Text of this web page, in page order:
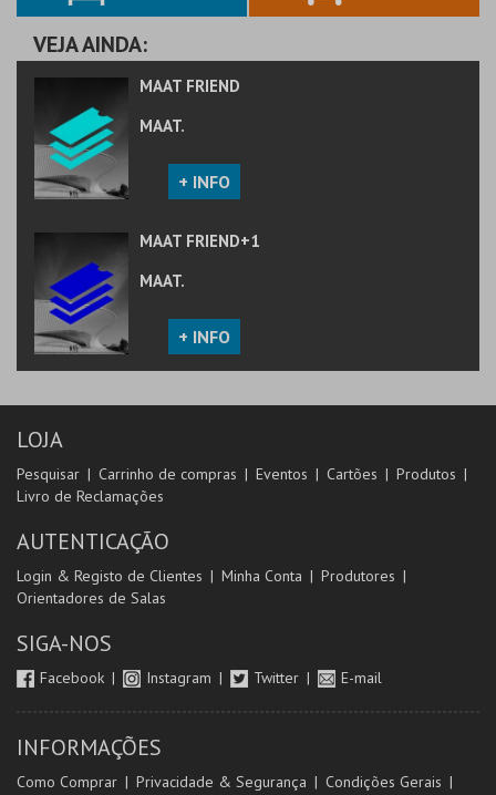
COMPRAR
VEJA AINDA:
MAAT FRIEND
MAAT.
+ INFO
MAAT FRIEND+1
MAAT.
+ INFO
LOJA
Pesquisar Carrinho de compras Eventos Cartões
Produtos
Livro de Reclamações
AUTENTICAÇÃO
Login & Registo de Clientes Minha Conta
Produtores
Orientadores de Salas
SIGA-NOS
Facebook Instagram Twitter E-mail
INFORMAÇÕES
Como Comprar Privacidade & Segurança
Condições Gerais